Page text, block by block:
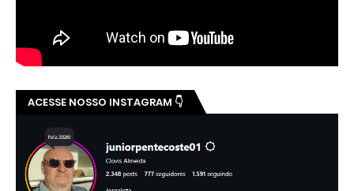
ACESSE NOSSO INSTAGRAM 👇